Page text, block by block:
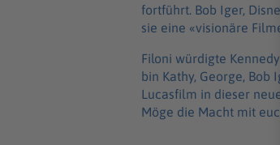
fortführt. Bob Iger,
sie eine «visionäre
Filoni würdigte
bin Kathy, George,
Lucasfilm in dieser
Möge die Macht mit